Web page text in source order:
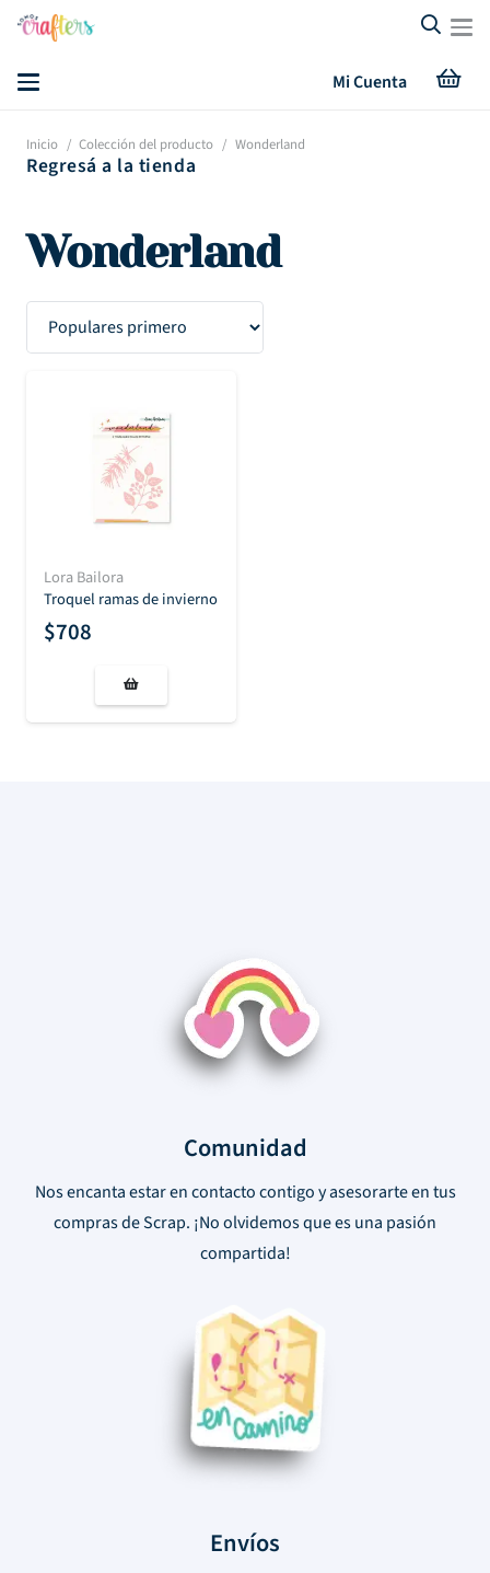
Mi Cuenta
Inicio / Colección del producto / Wonderland
Regresá a la tienda
Wonderland
Lora Bailora
Troquel ramas de invierno
$708
Comunidad
Nos encanta estar en contacto contigo y asesorarte en tus
compras de Scrap. ¡No olvidemos que es una pasión
compartida!
Envíos